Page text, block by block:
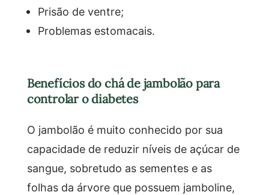
Prisão de ventre;
Problemas estomacais.
Benefícios do chá de jambolão para
controlar o diabetes
O jambolão é muito conhecido por sua
capacidade de reduzir níveis de açúcar de
sangue, sobretudo as sementes e as
folhas da árvore que possuem jamboline,